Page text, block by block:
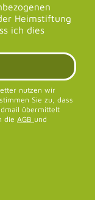
Heimstiftung
ich dies
nutzen wir
Sie zu, dass
übermittelt
die AGB und